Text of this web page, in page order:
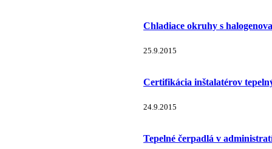
Chladiace okruhy s
25.9.2015
Certifikácia inštalatérov
24.9.2015
Tepelné čerpadlá v